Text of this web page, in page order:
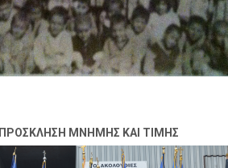
ΠΡΟΣΚΛΗΣΗ ΜΝΗΜΗΣ ΚΑΙ ΤΙΜΗΣ